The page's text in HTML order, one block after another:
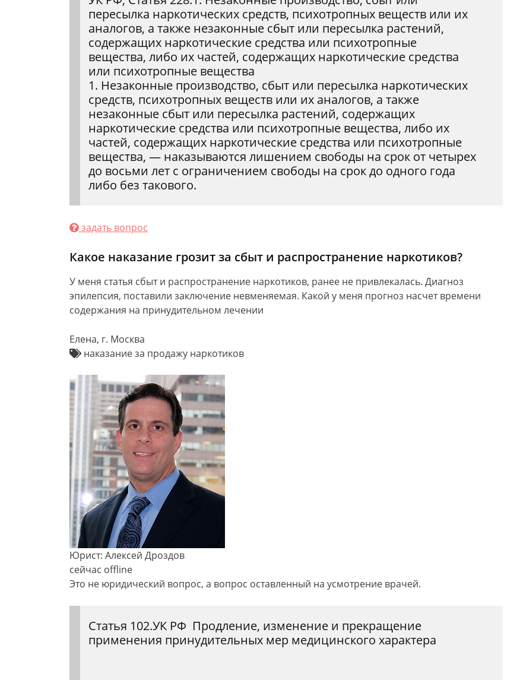
пересылка наркотических средств, психотропных веществ или их
аналогов, а также незаконные сбыт или пересылка растений,
содержащих наркотические средства или психотропные
вещества, либо их частей, содержащих наркотические средства
или психотропные вещества
1. Незаконные производство, сбыт или пересылка наркотических
средств, психотропных веществ или их аналогов, а также
незаконные сбыт или пересылка растений, содержащих
наркотические средства или психотропные вещества, либо их
частей, содержащих наркотические средства или психотропные
вещества, — наказываются лишением свободы на срок от четырех
до восьми лет с ограничением свободы на срок до одного года
либо без такового.
задать вопрос
Какое наказание грозит за сбыт и распространение наркотиков?
У меня статья сбыт и распространение наркотиков, ранее не привлекалась. Диагноз
эпилепсия, поставили заключение невменяемая. Какой у меня прогноз насчет времени
содержания на принудительном лечении
Елена, г. Москва
наказание за продажу наркотиков
Юрист: Алексей Дроздов
сейчас offline
Это не юридический вопрос, а вопрос оставленный на усмотрение врачей.
Статья 102.УК РФ Продление, изменение и прекращение
применения принудительных мер медицинского характера